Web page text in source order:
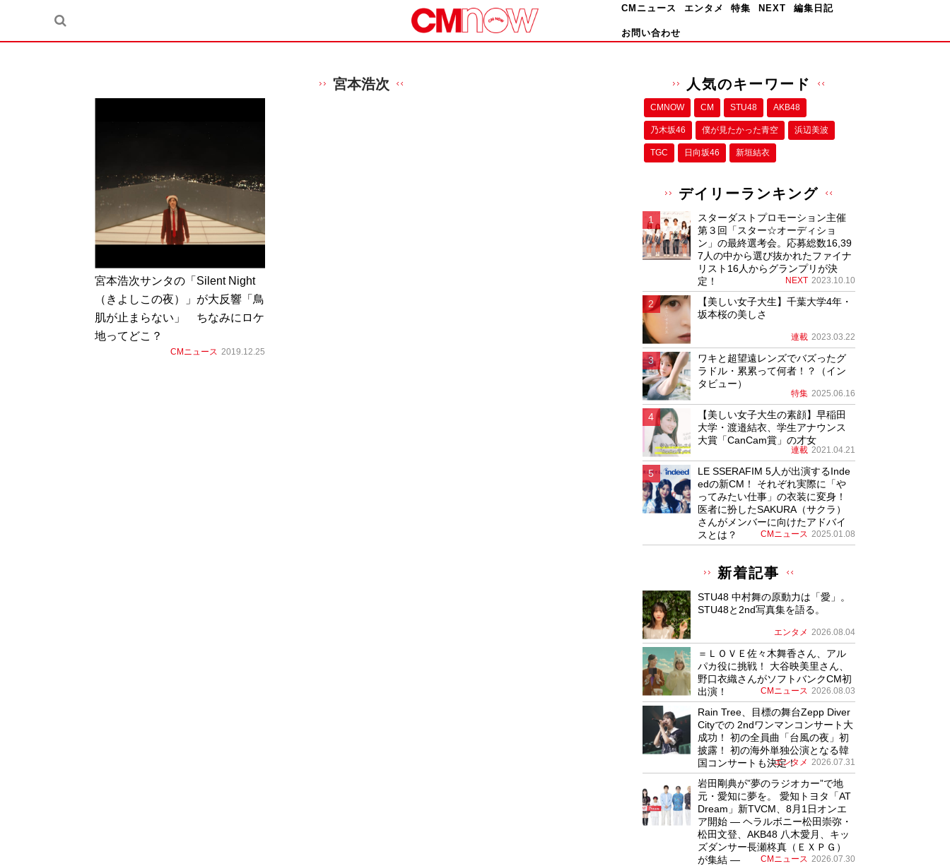
CMニュース エンタメ 特集 NEXT 編集日記
お問い合わせ
宮本浩次
宮本浩次サンタの「Silent Night
（きよしこの夜）」が大反響「鳥
肌が止まらない」 ちなみにロケ
地ってどこ？
CMニュース 2019.12.25
人気のキーワード
CMNOW CM STU48 AKB48
乃木坂46 僕が⾒たかった⻘空 浜辺美波
TGC 日向坂46 新垣結衣
デイリーランキング
スターダストプロモーション主催
第３回「スター☆オーディショ
ン」の最終選考会。応募総数16,39
7人の中から選び抜かれたファイナ
リスト16人からグランプリが決
定！
NEXT 2023.10.10
【美しい女子大生】千葉大学4年・
坂本桜の美しさ
連載 2023.03.22
ワキと超望遠レンズでバズったグ
ラドル・累累って何者！？（イン
タビュー）
特集 2025.06.16
【美しい女子大生の素顔】早稲田
大学・渡邉結衣、学生アナウンス
大賞「CanCam賞」の才女
連載 2021.04.21
LE SSERAFIM 5人が出演するInde
edの新CM！ それぞれ実際に「や
ってみたい仕事」の衣装に変身！
医者に扮したSAKURA（サクラ）
さんがメンバーに向けたアドバイ
スとは？
CMニュース 2025.01.08
新着記事
STU48 中村舞の原動力は「愛」。
STU48と2nd写真集を語る。
エンタメ 2026.08.04
＝ＬＯＶＥ佐々木舞香さん、アル
パカ役に挑戦！ 大谷映美里さん、
野口衣織さんがソフトバンクCM初
出演！
CMニュース 2026.08.03
Rain Tree、目標の舞台Zepp Diver
Cityでの 2ndワンマンコンサート大
成功！ 初の全員曲「台風の夜」初
披露！ 初の海外単独公演となる韓
国コンサートも決定！
エンタメ 2026.07.31
岩田剛典が”夢のラジオカー”で地
元・愛知に夢を。 愛知トヨタ「AT
Dream」新TVCM、8月1日オンエ
ア開始 ― ヘラルボニー松田崇弥・
松田文登、AKB48 八木愛月、キッ
ズダンサー長瀬柊真（ＥＸＰＧ）
が集結 ―
CMニュース 2026.07.30